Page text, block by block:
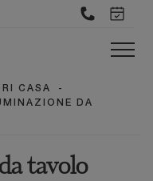
CASA
-
DA
tavolo